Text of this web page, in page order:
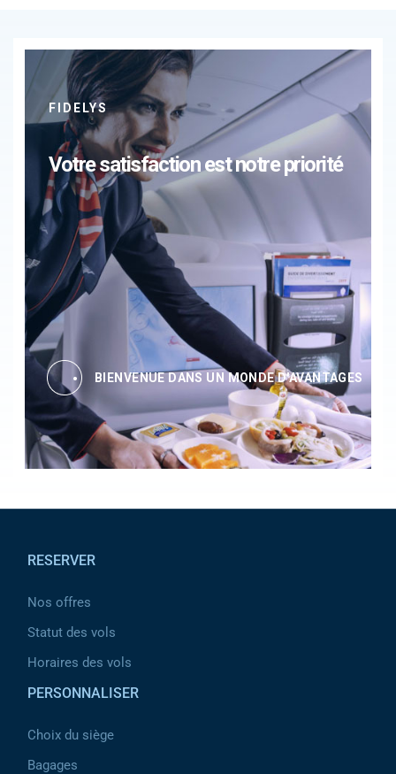
FIDELYS
Votre satisfaction est notre priorité
BIENVENUE DANS UN MONDE D'AVANTAGES
RESERVER
Nos offres
Statut des vols
Horaires des vols
PERSONNALISER
Choix du siège
Bagages